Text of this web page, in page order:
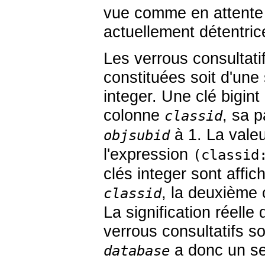
vue comme en
actuellement
Les verrous
constituées soit
integer. Une clé bigint
colonne classid, sa
objsubidà 1. La
l'expression
clés integer sont
classid, la deuxième
La signification réelle
verrous consultatifs
database a donc un